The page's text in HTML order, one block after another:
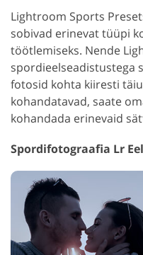
Lightroom Sports
sobivad erinevat tüüpi
töötlemiseks. Nende
spordieelseadistustega
fotosid kohta kiiresti
kohandatavad, saate
kohandada erinevaid
Spordifotograafia Lr